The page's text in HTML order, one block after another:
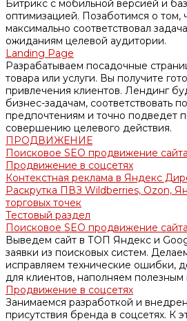
Битрикс с мобильной версией и
оптимизацией. Позаботимся о том,
максимально соответствовал
ожиданиям целевой аудитории.
Landing Page
Разрабатываем посадочные
товара или услуги. Вы получите
привлечения клиентов. Лендинг
бизнес-задачам, соответствовать
предпочтениям и точно подведет
совершению целевого действия.
ПРОДВИЖЕНИЕ
Поисковое SEO продвижение сайта
Продвижение в соцсетях
Контекстная реклама в Яндекс
Раскрутка ПВЗ Wildberries, Ozon,
торговых точек
Тестовый раздел
Поисковое SEO продвижение сайта
Выведем сайт в ТОП Яндекс и
заявки из поисковых систем.
исправляем технические ошибки,
для клиентов, наполняем полезным
Продвижение в соцсетях
Занимаемся разработкой и
присутствия бренда в соцсетях. К